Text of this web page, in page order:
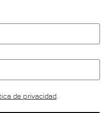
de privacidad